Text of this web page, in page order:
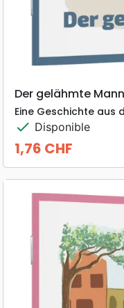
Der gelähmte Mann
Eine Geschichte aus
check Disponible
Prix
1,76 CHF